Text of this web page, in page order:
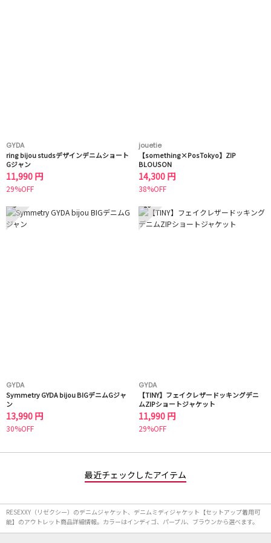
GYDA
ring bijou studsデザインデニムショート
Gジャン
11,990 円
29%OFF
jouetie
【something×PosTokyo】ZIP
BLOUSON
14,300 円
38%OFF
9
GYDA
Symmetry GYDA bijou BIGデニムGジャ
ン
13,990 円
30%OFF
10
GYDA
【TINY】フェイクレザードッキングデニ
ムZIPショートジャケット
11,990 円
29%OFF
最近チェックしたアイテム
RESEXXY（リゼクシー）のデニムジャケット、デニムミディジャケット【セットアップ着用可
能】のアウトレット商品詳細情報。カラーはインディゴ、パープル、ブラウンから選べます。